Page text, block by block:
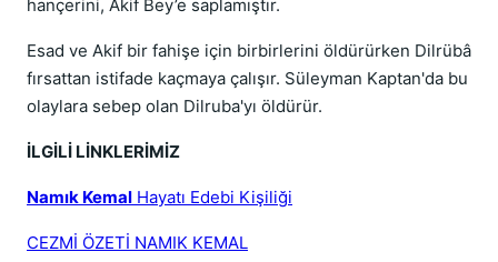
hançerini, Âkif Bey’e saplamıştır.
Esad ve Akif bir fahişe için birbirlerini öldürürken Dilrübâ
fırsattan istifade kaçmaya çalışır. Süleyman Kaptan'da bu
olaylara sebep olan Dilruba'yı öldürür.
İLGİLİ LİNKLERİMİZ
Namık Kemal Hayatı Edebi Kişiliği
CEZMİ ÖZETİ NAMIK KEMAL